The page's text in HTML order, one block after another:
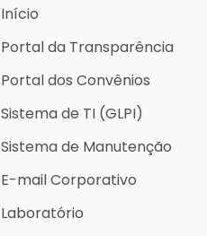
Início
Portal da Transparência
Portal dos Convênios
Sistema de TI (GLPI)
Sistema de Manutenção
E-mail Corporativo
Laboratório